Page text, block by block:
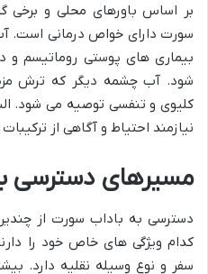
بر اساس باورهای محلی و
سورت دارای خواص درمانی است.
بیماری های پوستی روماتیسم و
شود. آب چشمه دیگر که ترش
کلیوی و تنفسی توصیه می شود.
نیازمند احتیاط و آگاهی از
مسیرهای دسترسی
دسترسی به باداب سورت از
کدام ویژگی های خاص خود را
سفر و نوع وسیله نقلیه دارد.